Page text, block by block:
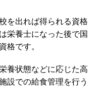
を出れば得られる資格
栄養士になった後で国
格です。
養状態などに応じた高
設での給食管理を行う